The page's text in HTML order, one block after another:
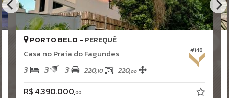
#148
PORTO BELO - PEREQUÊ
Casa no Praia do Fagundes
3 3 3 220,10 220,00
R$ 4.390.000,00